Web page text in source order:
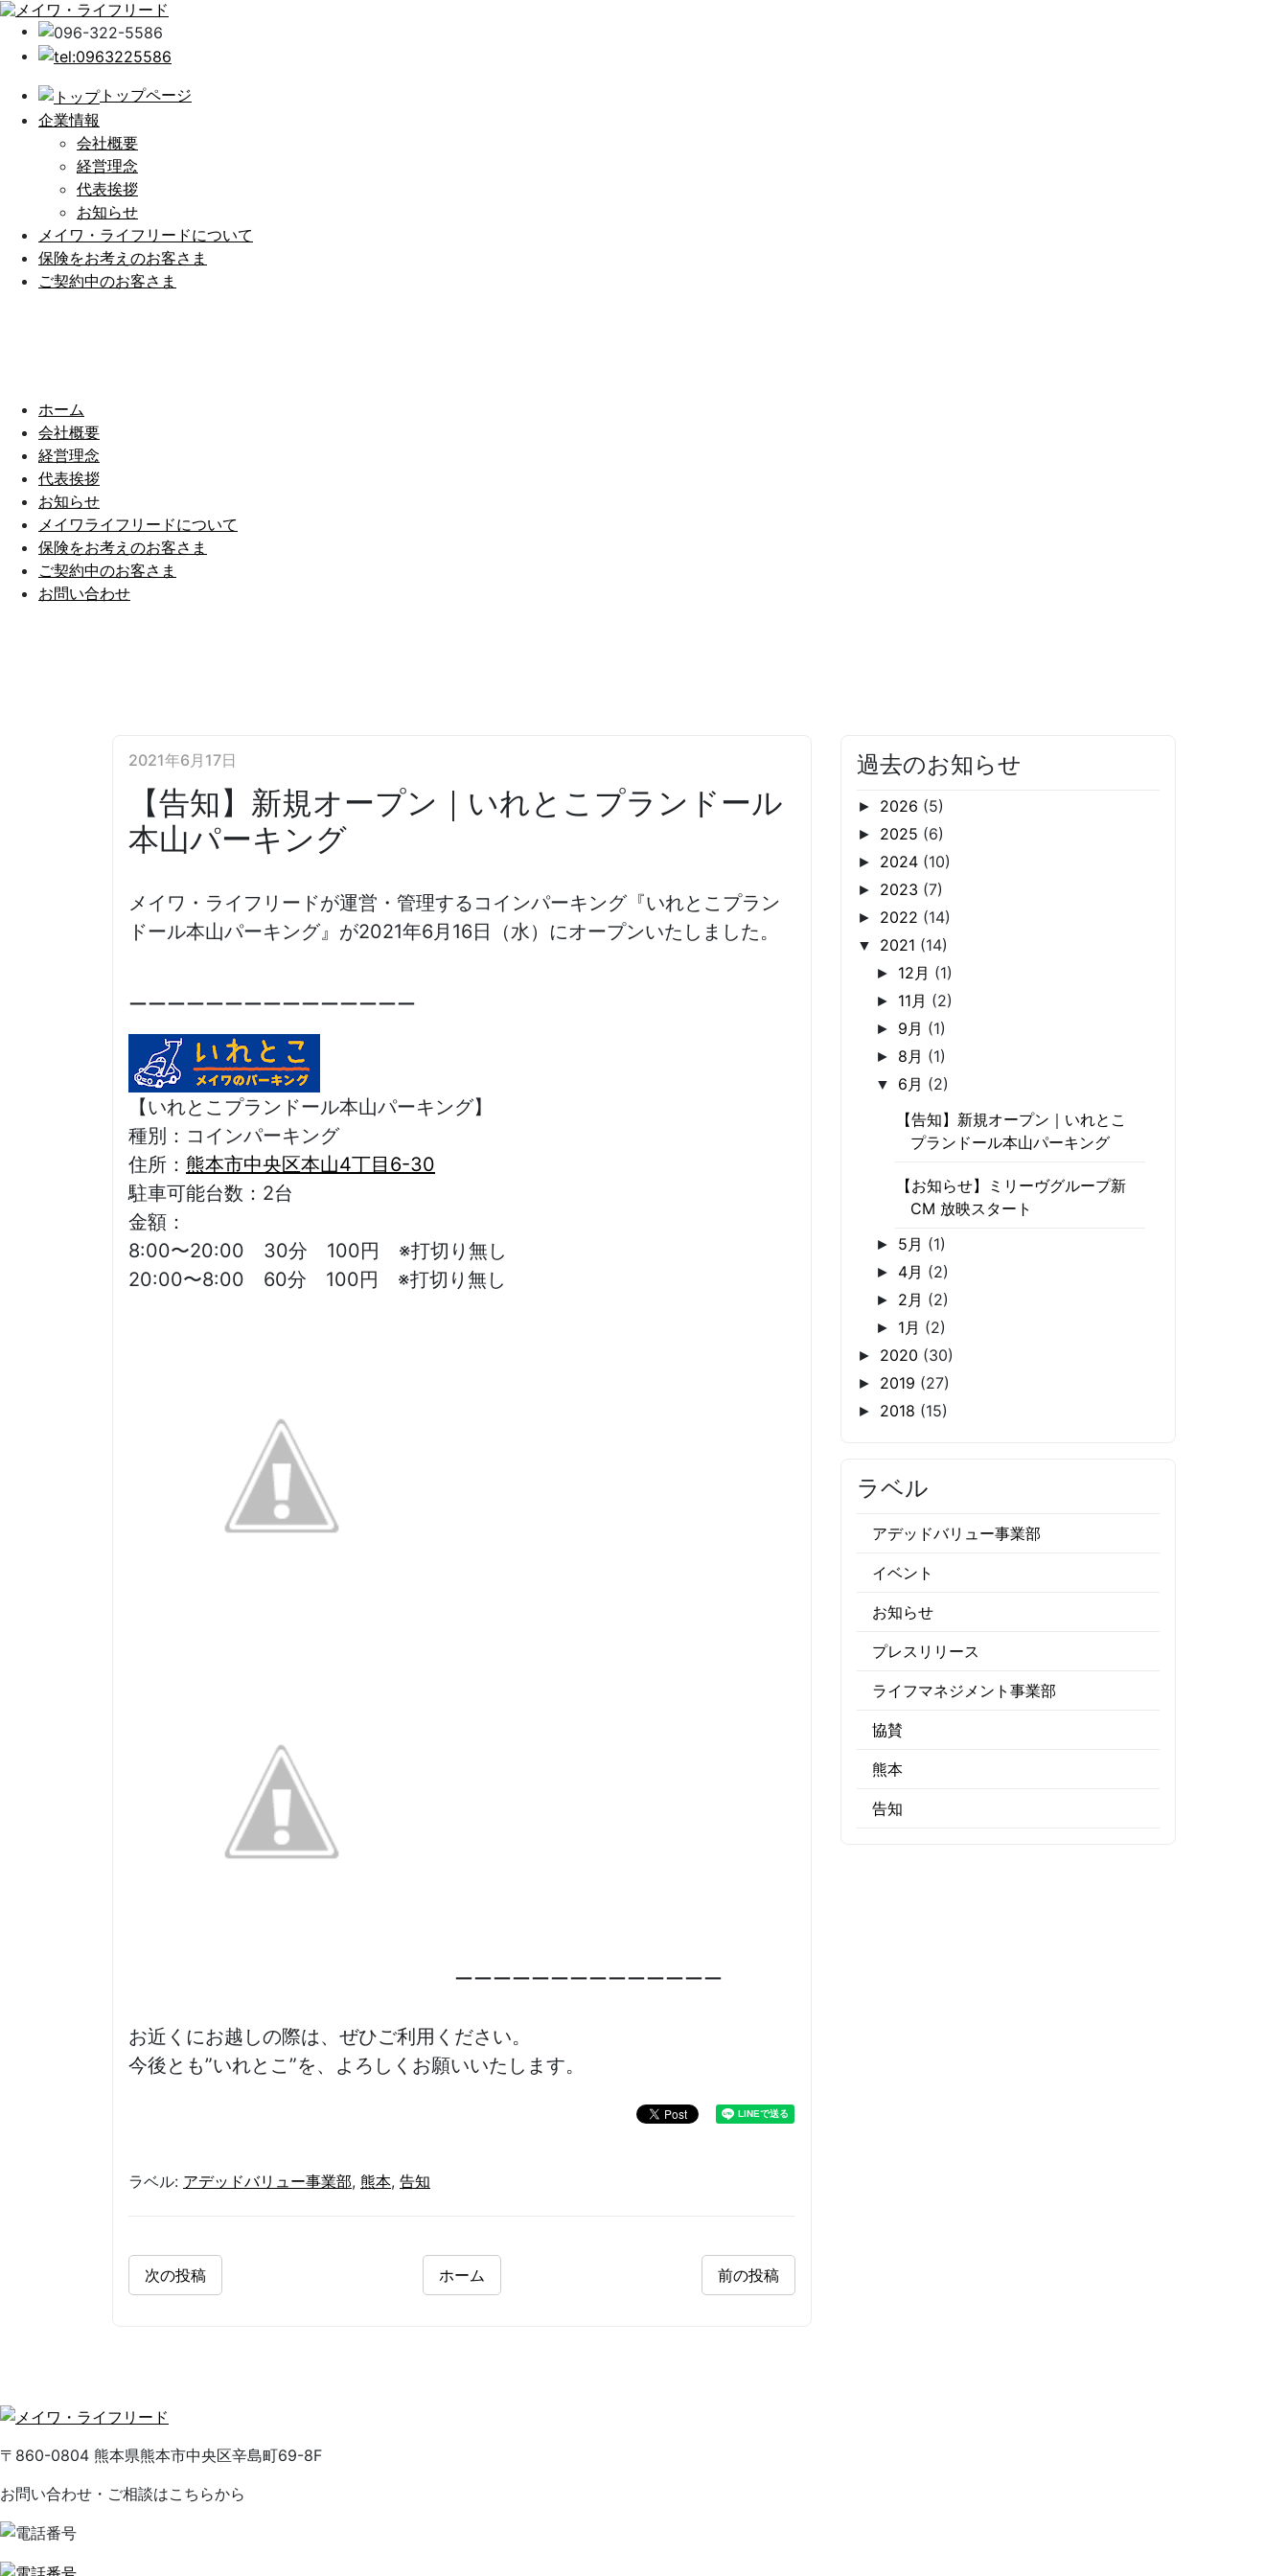
トップページ
企業情報
会社概要
経営理念
代表挨拶
お知らせ
メイワ・ライフリードについて
保険をお考えのお客さま
ご契約中のお客さま
ホーム
会社概要
経営理念
代表挨拶
お知らせ
メイワライフリードについて
保険をお考えのお客さま
ご契約中のお客さま
お問い合わせ
2021年6月17日
【告知】新規オープン｜いれとこプランドール
本山パーキング
メイワ・ライフリードが運営・管理するコインパーキング『いれとこプラン
ドール本山パーキング』が2021年6月16日（水）にオープンいたしました。
ーーーーーーーーーーーーーーー
【いれとこプランドール本山パーキング】
種別：コインパーキング
住所： 熊本市中央区本山4丁目6-30
駐車可能台数：2台
金額：
8:00〜20:00 30分 100円 ※打切り無し
20:00〜8:00 60分 100円 ※打切り無し
ーーーーーーーーーーーーーー
お近くにお越しの際は、ぜひご利用ください。
今後とも”いれとこ”を、よろしくお願いいたします。
ラベル: アデッドバリュー事業部, 熊本, 告知
次の投稿 前の投稿
ホーム
過去のお知らせ
► 2026 (5)
► 2025 (6)
► 2024 (10)
► 2023 (7)
► 2022 (14)
▼ 2021 (14)
► 12月 (1)
► 11月 (2)
► 9月 (1)
► 8月 (1)
▼ 6月 (2)
【告知】新規オープン｜いれとこ
プランドール本山パーキング
【お知らせ】ミリーヴグループ新
CM 放映スタート
► 5月 (1)
► 4月 (2)
► 2月 (2)
► 1月 (2)
► 2020 (30)
► 2019 (27)
► 2018 (15)
ラベル
アデッドバリュー事業部
イベント
お知らせ
プレスリリース
ライフマネジメント事業部
協賛
熊本
告知
〒860-0804 熊本県熊本市中央区辛島町69-8F
お問い合わせ・ご相談はこちらから